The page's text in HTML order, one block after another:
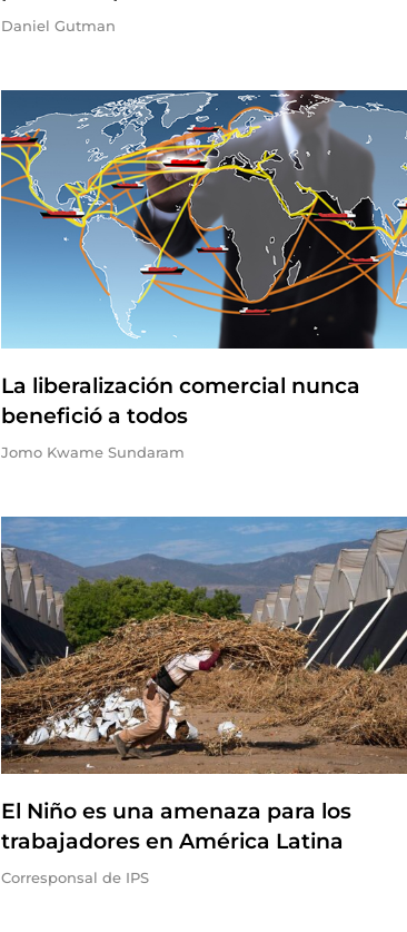
Daniel Gutman
La liberalización comercial nunca
benefició a todos
Jomo Kwame Sundaram
El Niño es una amenaza para los
trabajadores en América Latina
Corresponsal de IPS